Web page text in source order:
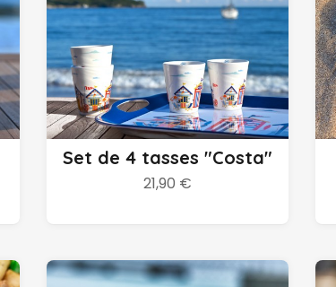
Ajouter au panier
Set de 4 tasses "Costa"
21,90 €